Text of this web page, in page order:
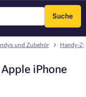
Suche
Menü
und Zubehör Handy-
iPhone